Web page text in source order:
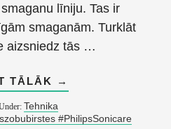
līniju. Tas ir
smaganām. Turklāt
aizsniedz tās …
TĀLĀK
ABOUT
PHILIPS
ELEKTRISKĀ
ZOBUBIRSTE
→
Tehnika
#PhilipsSonicare